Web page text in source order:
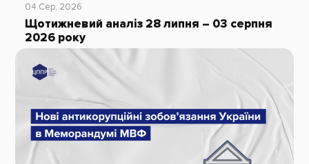
04 Сер, 2026
Щотижневий аналіз 28 липня – 03 серпня
2026 року